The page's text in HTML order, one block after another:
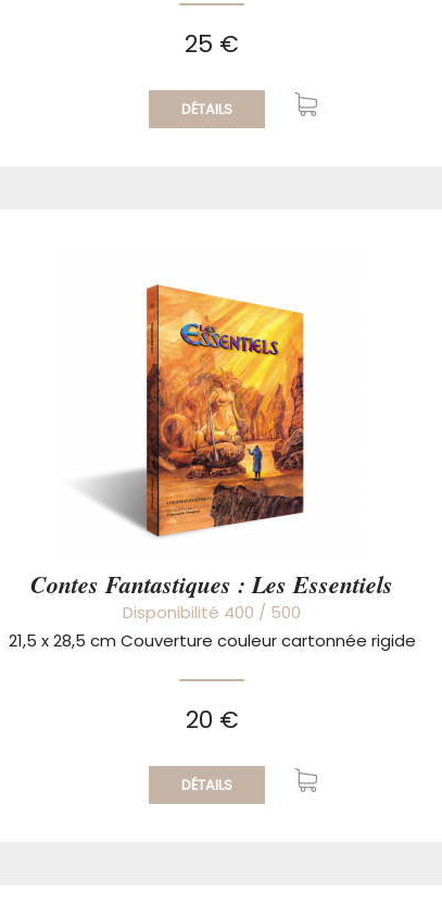
25 €
DÉTAILS
Contes Fantastiques : Les Essentiels
Disponibilité 400 / 500
21,5 x 28,5 cm Couverture couleur cartonnée rigide
20 €
DÉTAILS